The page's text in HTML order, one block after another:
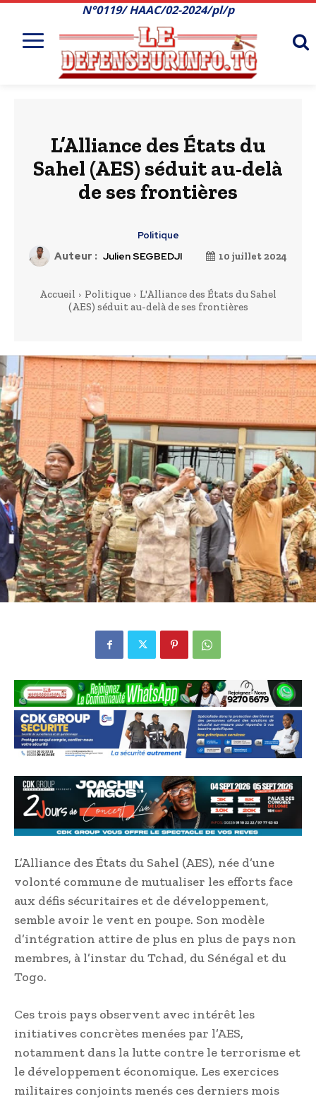
N°0119/ HAAC/02-2024/pl/p
L’Alliance des États du
Sahel (AES) séduit au-delà
de ses frontières
Politique
Auteur : Julien SEGBEDJI 10 juillet 2024
Accueil Politique
L'Alliance des États du Sahel
(AES) séduit au-delà de ses frontières
L’Alliance des États du Sahel (AES), née d’une
volonté commune de mutualiser les efforts face
aux défis sécuritaires et de développement,
semble avoir le vent en poupe. Son modèle
d’intégration attire de plus en plus de pays non
membres, à l’instar du Tchad, du Sénégal et du
Togo.
Ces trois pays observent avec intérêt les
initiatives concrètes menées par l’AES,
notamment dans la lutte contre le terrorisme et
le développement économique. Les exercices
militaires conjoints menés ces derniers mois